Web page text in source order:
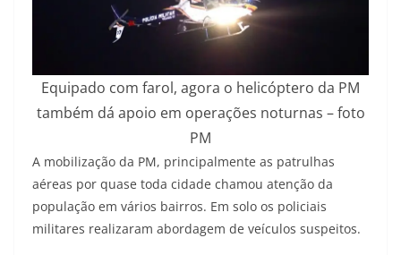
Equipado com farol, agora o helicóptero da PM
também dá apoio em operações noturnas – foto
PM
A mobilização da PM, principalmente as patrulhas
aéreas por quase toda cidade chamou atenção da
população em vários bairros. Em solo os policiais
militares realizaram abordagem de veículos suspeitos.